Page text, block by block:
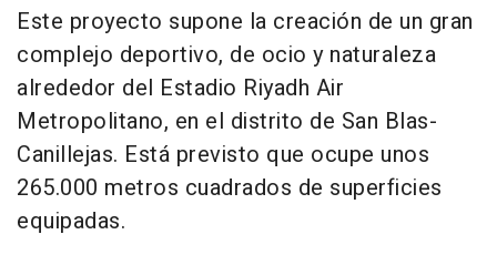
Este proyecto supone la creación de un gran
complejo deportivo, de ocio y naturaleza
alrededor del Estadio Riyadh Air
Metropolitano, en el distrito de San Blas-
Canillejas. Está previsto que ocupe unos
265.000 metros cuadrados de superficies
equipadas.